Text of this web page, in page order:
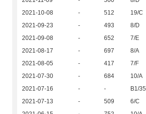
2021-10-08
- 512 19/C
2021-09-23
- 493 8/D
2021-09-08
- 652 7/E
2021-08-17
- 697 8/A
2021-08-05
- 417 7/F
2021-07-30
- 684 10/A
2021-07-16
- - B1/35
2021-07-13
- 509 6/C